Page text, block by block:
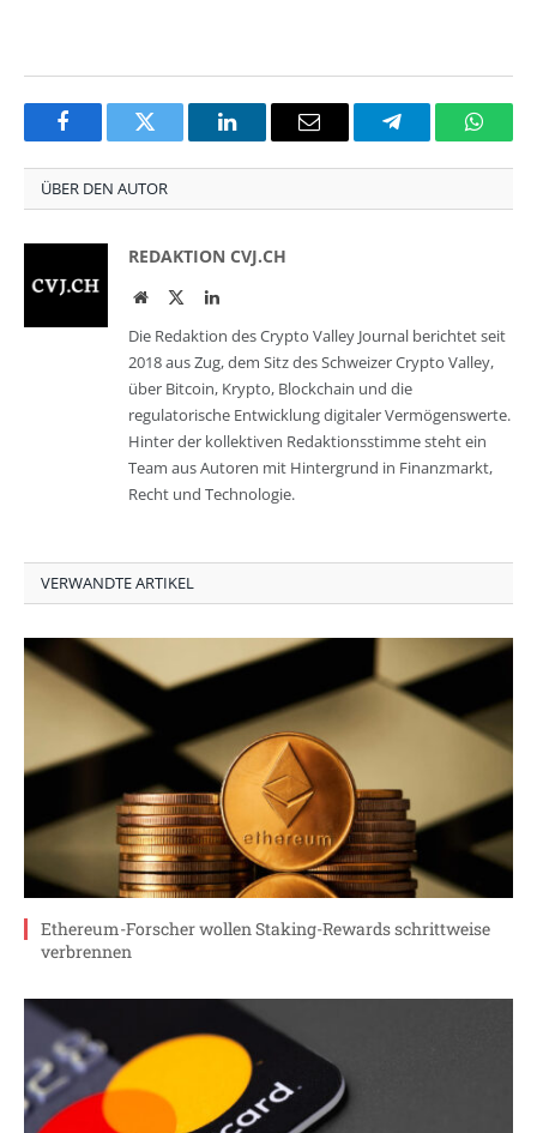
FacebookTwitter LinkedInEmail Telegram
ÜBER DEN AUTOR
REDAKTION CVJ.CH
WebsiteTwitterLinkedIn
Die Redaktion des Crypto Valley Journal berichtet seit
2018 aus Zug, dem Sitz des Schweizer Crypto Valley,
über Bitcoin, Krypto, Blockchain und die
regulatorische Entwicklung digitaler Vermögenswerte.
Hinter der kollektiven Redaktionsstimme steht ein
Team aus Autoren mit Hintergrund in Finanzmarkt,
Recht und Technologie.
VERWANDTE ARTIKEL
Ethereum-Forscher wollen Staking-Rewards schrittweise
verbrennen